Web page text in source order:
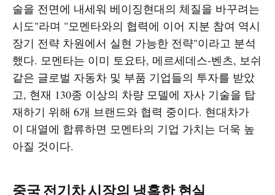
술을 전면에 내세워 베이징현대의 체질을 바꾸려는
시도"라며 "모멘타와의 협력에 이어 지분 참여 역시
장기 전략 차원에서 실현 가능한 전략"이라고 분석
했다. 모멘타는 이미 토요타, 메르세데스-벤츠, 보쉬
같은 글로벌 자동차 및 부품 기업들의 투자를 받았
고, 현재 130종 이상의 차량 모델에 자사 기술을 탑
재하기 위해 6개 브랜드와 협력 중이다. 현대차가
이 대열에 합류하면 모멘타의 기업 가치는 더욱 높
아질 것이다.
중국 전기차 시장의 냉혹한 현실